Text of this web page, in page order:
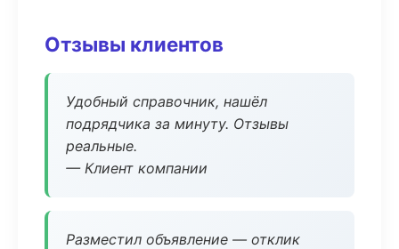
Отзывы клиентов
Удобный справочник, нашёл
подрядчика за минуту. Отзывы
реальные.
— Клиент компании
Разместил объявление — отклик